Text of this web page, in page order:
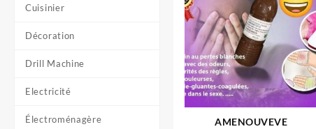
Cuisinier
Décoration
Drill Machine
Electricité
Électroménagère
AMENOUVEVE